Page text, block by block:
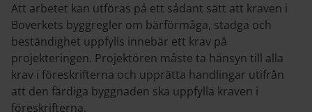
Att arbetet kan utföras på ett sådant sätt att kraven i
Boverkets byggregler om bärförmåga, stadga och
beständighet uppfylls innebär ett krav på
projekteringen. Projektören måste ta hänsyn till alla
krav i föreskrifterna och upprätta handlingar utifrån
att den färdiga byggnaden ska uppfylla kraven i
föreskrifterna.